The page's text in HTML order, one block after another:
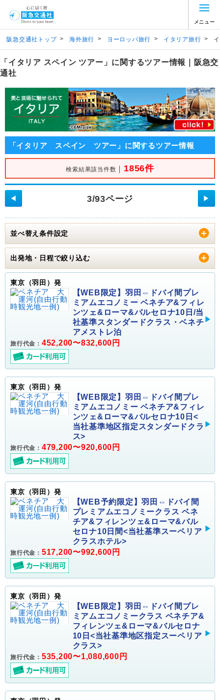
メニュー
阪急交通社トップ > 海外旅行 > ヨーロッパ旅行 > イタリア旅行 >
「イタリア スペイン ツアー」に関するツアー情報｜阪急交
通社
「イタリア スペイン ツアー」に関するツアー情報
検索結果該当件数 ｜ 1856件
◀ 3/93ページ ▶
並べ替え条件設定
出発地・日程で絞り込む
東京（羽田）発
【WEB限定】羽田⇔ドバイ間プレ
ミアムエコノミー ベネチア&フィレ
ンツェ&ローマ&バルセロナ10日/当
社基準スタンダードクラス・ベネチ
アメストレ泊
旅行代金： 452,200〜832,600円
東京（羽田）発
【WEB限定】羽田⇔ドバイ間プレ
ミアムエコノミー ベネチア&フィレ
ンツェ&ローマ&バルセロナ10日<
当社基準地区指定スタンダードクラ
ス>
旅行代金： 479,200〜920,600円
東京（羽田）発
【WEB予約限定】羽田⇔ドバイ間
プレミアムエコノミークラス ベネ
チア&フィレンツェ&ローマ&バル
セロナ10日間<当社基準スーペリア
クラスホテル>
旅行代金： 517,200〜992,600円
東京（羽田）発
【WEB限定】羽田⇔ドバイ間プレ
ミアムエコノミークラス ベネチア&
フィレンツェ&ローマ&バルセロナ
10日<当社基準地区指定スーペリア
クラス>
旅行代金： 535,200〜1,080,600円